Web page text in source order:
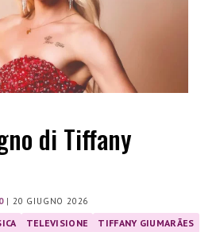
di Tiffany
|20 GIUGNO 2026
TELEVISIONE TIFFANY GIUMARÃES